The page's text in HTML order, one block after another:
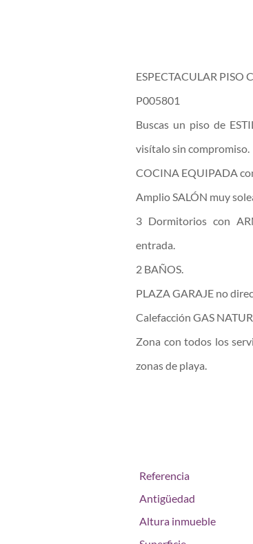
ESPECTACULAR PISO
P005801
Buscas un piso de
visítalo sin compromiso.
COCINA EQUIPADA
Amplio SALÓN muy
3 Dormitorios con
entrada.
2 BAÑOS.
PLAZA GARAJE no
Calefacción GAS
Zona con todos los
zonas de playa.
Referencia
Antigüedad
Altura inmueble